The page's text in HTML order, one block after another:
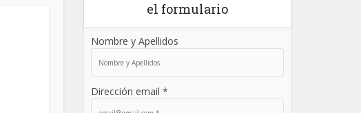
el formulario
Nombre y Apellidos
Dirección email *